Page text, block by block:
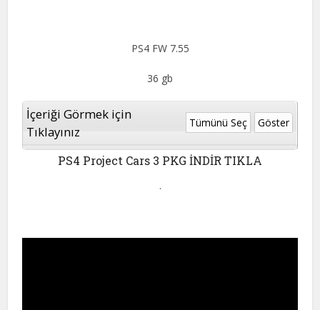
PS4 FW 7.55
36 gb
İçeriği Görmek için
Tıklayınız
Tümünü Seç Göster
PS4 Project Cars 3 PKG İNDİR TIKLA
.